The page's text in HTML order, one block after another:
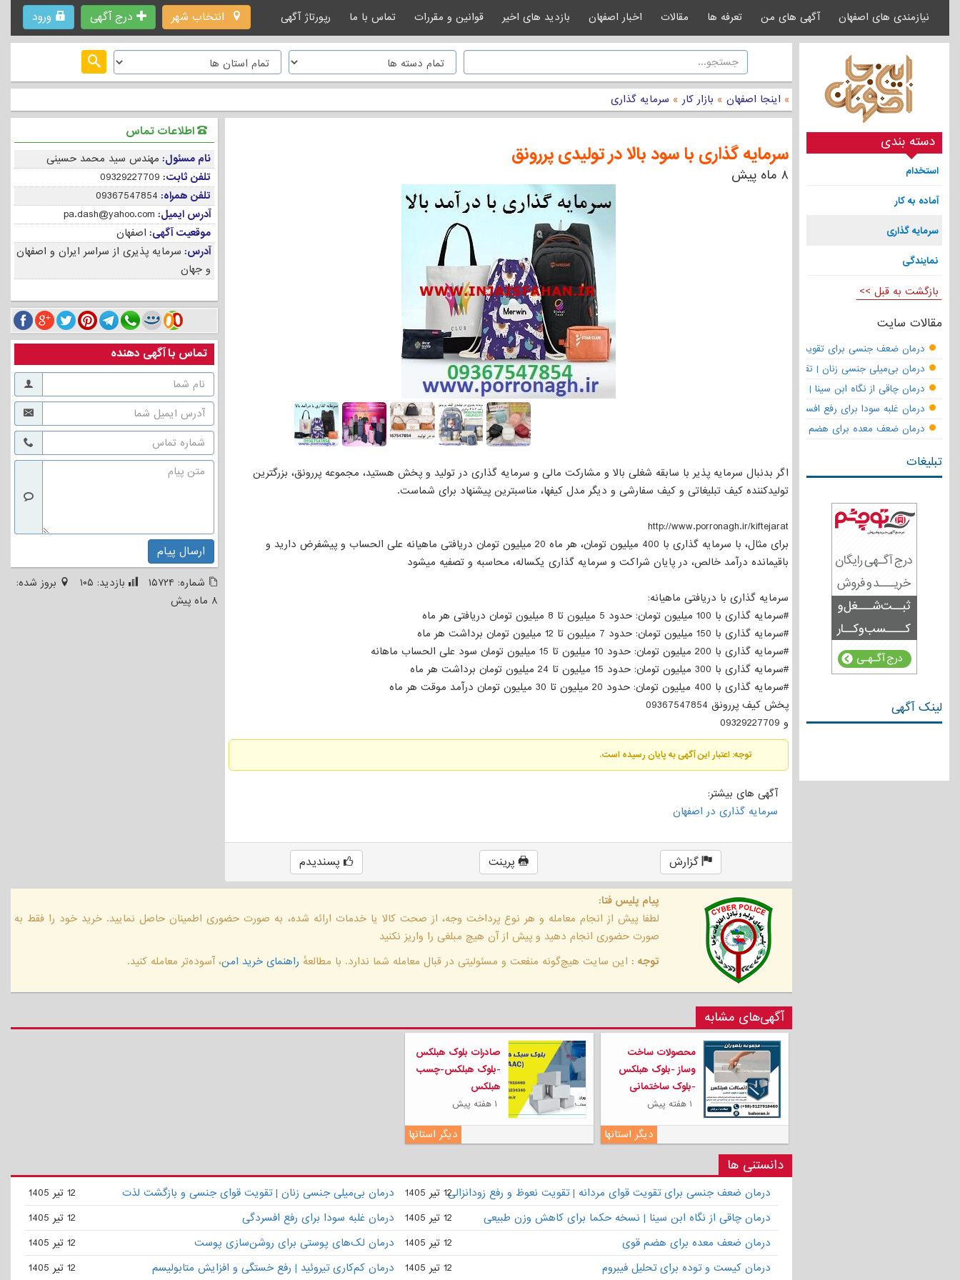
انتخاب شهر درج آگهی ورود نیازمندی های اصفهان آگهی های من تعرفه ها مقالات اخبار اصفهان بازدید های اخیر قوانین و مقررات تماس با ما رپورتاژ آگهی
دسته بندی
استخدام
آماده به کار
سرمایه گذاری
نمایندگی
بازگشت به قبل >>
مقالات سایت
درمان ضعف جنسی برای تقویت قوای مردانه | تقویت نعوظ و رفع زودانزالی
درمان بی‌میلی جنسی زنان | تقویت قوای جنسی و بازگشت لذت
درمان چاقی از نگاه ابن سینا | نسخه حکما برای کاهش وزن طبیعی
درمان غلبه سودا برای رفع افسردگی
درمان ضعف معده برای هضم قوی
تبلیغات
لینک آگهی
» اینجا اصفهان » بازار کار » سرمایه گذاری
اطلاعات تماس
نام مسئول: مهندس سید محمد حسینی
تلفن ثابت: 09329227709
تلفن همراه: 09367547854
آدرس ایمیل: pa.dash@yahoo.com
موقعیت آگهی: اصفهان
آدرس: سرمایه پذیری از سراسر ایران و اصفهان
و جهان
تماس با آگهی دهنده
ارسال پیام
شماره: ۱۵۷۲۴ بازدید: ۱۰۵
بروز شده:
۸ ماه پیش
سرمایه گذاری با سود بالا در تولیدی پررونق
۸ ماه پیش
اگر بدنبال سرمایه پذیر با سابقه شغلی بالا و مشارکت مالی و سرمایه گذاری در تولید و پخش هستید، مجموعه پررونق، بزرگترین
تولیدکننده کیف تبلیغاتی و کیف سفارشی و دیگر مدل کیفها، مناسبترین پیشنهاد برای شماست.
http://www.porronagh.ir/kiftejarat
برای مثال، با سرمایه گذاری با 400 میلیون تومان، هر ماه 20 میلیون تومان دریافتی ماهیانه علی الحساب و پیشفرض دارید و
باقیمانده درآمد خالص، در پایان شراکت و سرمایه گذاری یکساله، محاسبه و تصفیه میشود
سرمایه گذاری با دریافتی ماهیانه:
#سرمایه گذاری با 100 میلیون تومان: حدود 5 میلیون تا 8 میلیون تومان دریافتی هر ماه
#سرمایه گذاری با 150 میلیون تومان: حدود 7 میلیون تا 12 میلیون تومان برداشت هر ماه
#سرمایه گذاری با 200 میلیون تومان: حدود 10 میلیون تا 15 میلیون تومان سود علی الحساب ماهانه
#سرمایه گذاری با 300 میلیون تومان: حدود 15 میلیون تا 24 میلیون تومان برداشت هر ماه
#سرمایه گذاری با 400 میلیون تومان: حدود 20 میلیون تا 30 میلیون تومان درآمد موقت هر ماه
پخش کیف پررونق 09367547854
و 09329227709
توجه: اعتبار این آگهی به پایان رسیده است.
آگهی های بیشتر:
سرمایه گذاری در اصفهان
گزارش پرینت پسندیدم
پیام پلیس فتا:
لطفا پیش از انجام معامله و هر نوع پرداخت وجه، از صحت کالا یا خدمات ارائه شده، به صورت حضوری اطمینان حاصل نمایید. خرید خود را فقط به
صورت حضوری انجام دهید و پیش از آن هیچ مبلغی را واریز نکنید
توجه : این سایت هیچ‌گونه منفعت و مسئولیتی در قبال معامله شما ندارد. با مطالعهٔ راهنمای خرید امن، آسوده‌تر معامله کنید.
آگهی‌های مشابه
محصولات ساخت
وساز -بلوک هبلکس
-بلوک ساختمانی
۱ هفته پیش
دیگر استانها
صادرات بلوک هبلکس
-بلوک هبلکس-چسب
هبلکس
۱ هفته پیش
دیگر استانها
دانستنی ها
درمان ضعف جنسی برای تقویت قوای مردانه | تقویت نعوظ و رفع زودانزالی12 تیر 1405 درمان بی‌میلی جنسی زنان | تقویت قوای جنسی و بازگشت لذت
12 تیر 1405
درمان چاقی از نگاه ابن سینا | نسخه حکما برای کاهش وزن طبیعی
12 تیر 1405 درمان غلبه سودا برای رفع افسردگی
12 تیر 1405
درمان ضعف معده برای هضم قوی
12 تیر 1405 درمان لک‌های پوستی برای روشن‌سازی پوست
12 تیر 1405
درمان کیست و توده برای تحلیل فیبروم
12 تیر 1405 درمان کم‌کاری تیروئید | رفع خستگی و افزایش متابولیسم 12 تیر 1405